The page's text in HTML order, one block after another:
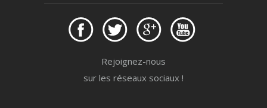
Rejoignez-nous
sur les réseaux sociaux !